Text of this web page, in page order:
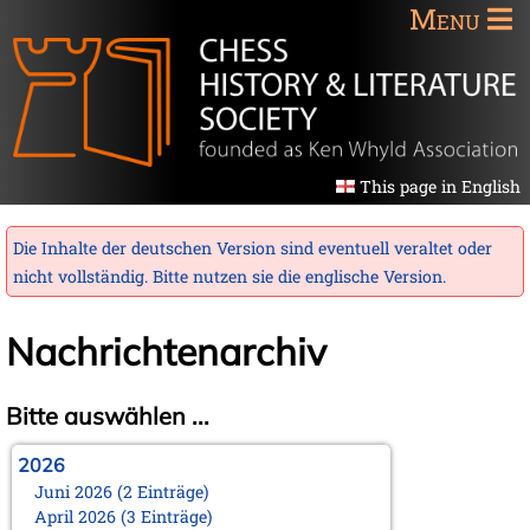
Menu
This page in English
Die Inhalte der deutschen Version sind eventuell veraltet oder
nicht vollständig. Bitte nutzen sie die englische Version.
Nachrichtenarchiv
Bitte auswählen ...
2026
Juni 2026 (2 Einträge)
April 2026 (3 Einträge)